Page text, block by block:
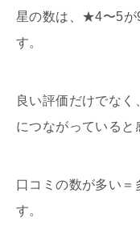
星の数は、★4〜5
す。
良い評価だけでな
につながっていると
口コミの数が多い
す。